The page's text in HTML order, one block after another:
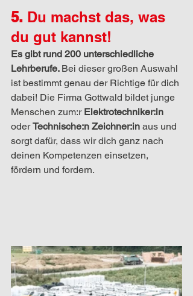
5. Du machst das, was
du gut kannst!
Es gibt rund 200 unterschiedliche
Lehrberufe. Bei dieser großen Auswahl
ist bestimmt genau der Richtige für dich
dabei! Die Firma Gottwald bildet junge
Menschen zum:r Elektrotechniker:in
oder Technische:n Zeichner:in aus und
sorgt dafür, dass wir dich ganz nach
deinen Kompetenzen einsetzen,
fördern und fordern.